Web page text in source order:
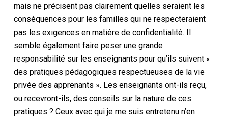
mais ne précisent pas clairement quelles seraient les
conséquences pour les familles qui ne respecteraient
pas les exigences en matière de confidentialité. Il
semble également faire peser une grande
responsabilité sur les enseignants pour qu’ils suivent «
des pratiques pédagogiques respectueuses de la vie
privée des apprenants ». Les enseignants ont-ils reçu,
ou recevront-ils, des conseils sur la nature de ces
pratiques ? Ceux avec qui je me suis entretenu n’en